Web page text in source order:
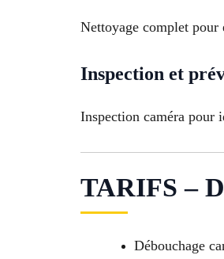
Nettoyage complet pour
Inspection et
Inspection caméra pour
TARIFS –
Débouchage